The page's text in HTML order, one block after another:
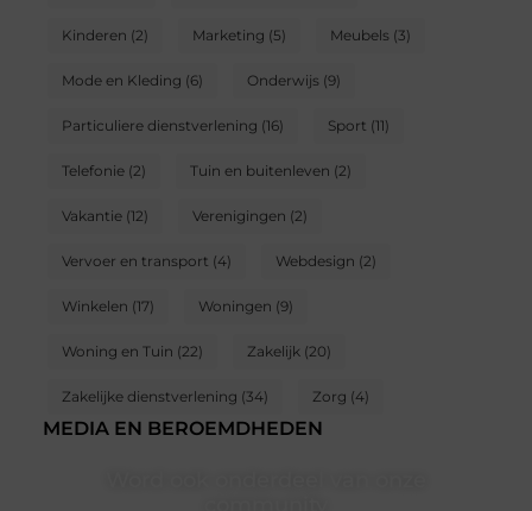
Kinderen (2) Marketing (5) Meubels(3)
Mode en Kleding (6) Onderwijs(9)
Particuliere dienstverlening (16) Sport (11)
Telefonie(2) Tuin en buitenleven (2)
Vakantie(12) Verenigingen (2)
Vervoer en transport (4) Webdesign (2)
Winkelen (17) Woningen (9)
Woning en Tuin (22) Zakelijk (20)
Zakelijke dienstverlening (34) Zorg (4)
MEDIA EN BEROEMDHEDEN